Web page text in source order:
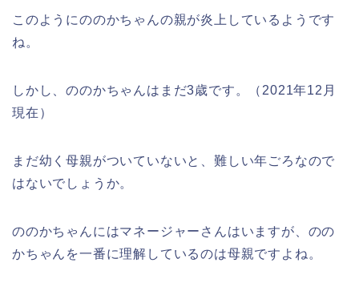
このようにののかちゃんの親が炎上しているようです
ね。
しかし、ののかちゃんはまだ3歳です。（2021年12月
現在）
まだ幼く母親がついていないと、難しい年ごろなので
はないでしょうか。
ののかちゃんにはマネージャーさんはいますが、のの
かちゃんを一番に理解しているのは母親ですよね。